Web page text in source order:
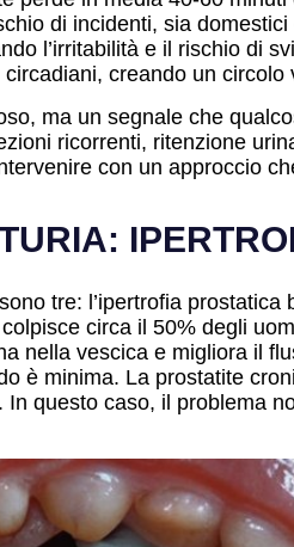
di incidenti, sia
l’irritabilità e il rischio di
creando un
ma un segnale che
ricorrenti, ritenzione
con un approccio
tre: l’ipertrofia
circa il 50% degli
nella vescica e migliora il
è minima. La prostatite
questo caso, il problema